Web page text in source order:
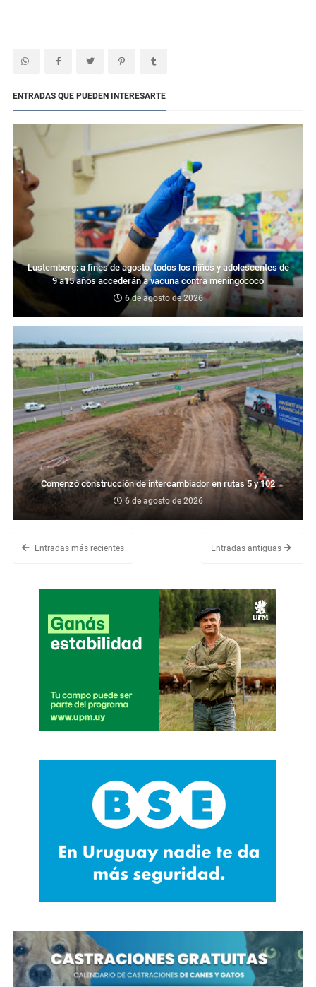
ENTRADAS QUE PUEDEN INTERESARTE
Lustemberg: a fines de agosto, todos los niños y adolescentes de
9 a15 años accederán a vacuna contra meningococo
6 de agosto de 2026
Comenzó construcción de intercambiador en rutas 5 y 102
6 de agosto de 2026
Entradas más recientes Entradas antiguas